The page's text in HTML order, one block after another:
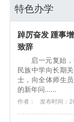
特色办学
踔厉奋发 踵事
致辞
启一元复始
民族中学向长期
士，向全体师生
的新年问...…
作者： 发布时间：